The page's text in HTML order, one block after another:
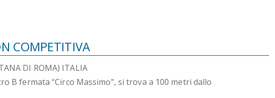
COMPETITIVA
DI ROMA) ITALIA
B fermata “Circo Massimo”, si trova a 100 metri dallo